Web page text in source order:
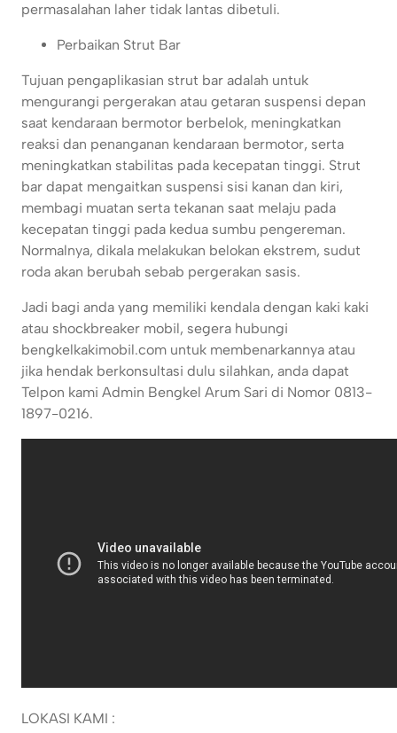
permasalahan laher tidak lantas dibetuli.
Perbaikan Strut Bar
Tujuan pengaplikasian strut bar adalah untuk
mengurangi pergerakan atau getaran suspensi depan
saat kendaraan bermotor berbelok, meningkatkan
reaksi dan penanganan kendaraan bermotor, serta
meningkatkan stabilitas pada kecepatan tinggi. Strut
bar dapat mengaitkan suspensi sisi kanan dan kiri,
membagi muatan serta tekanan saat melaju pada
kecepatan tinggi pada kedua sumbu pengereman.
Normalnya, dikala melakukan belokan ekstrem, sudut
roda akan berubah sebab pergerakan sasis.
Jadi bagi anda yang memiliki kendala dengan kaki kaki
atau shockbreaker mobil, segera hubungi
bengkelkakimobil.com untuk membenarkannya atau
jika hendak berkonsultasi dulu silahkan, anda dapat
Telpon kami Admin Bengkel Arum Sari di Nomor 0813-
1897-0216.
LOKASI KAMI :